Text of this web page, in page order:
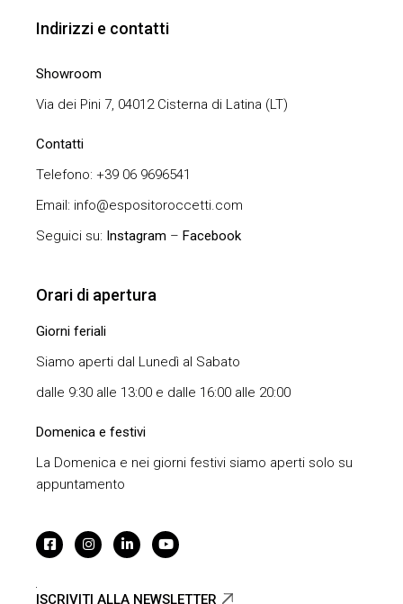
Indirizzi e contatti
Showroom
Via dei Pini 7, 04012 Cisterna di Latina (LT)
Contatti
Telefono: +39 06 9696541
Email: info@espositoroccetti.com
Seguici su: Instagram – Facebook
Orari di apertura
Giorni feriali
Siamo aperti dal Lunedì al Sabato
dalle 9:30 alle 13:00 e dalle 16:00 alle 20:00
Domenica e festivi
La Domenica e nei giorni festivi siamo aperti solo su
appuntamento
ISCRIVITI ALLA NEWSLETTER